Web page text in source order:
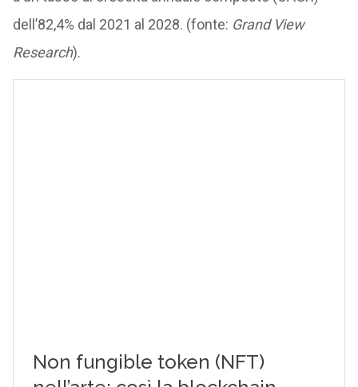
dell’82,4% dal 2021 al 2028. (fonte: Grand View
Research).